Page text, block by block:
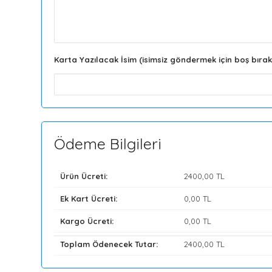
Karta Yazılacak İsim (isimsiz göndermek için boş
Ödeme Bilgileri
Ürün Ücreti: 2400 ,00 TL
Ek Kart Ücreti: 0 ,00 TL
Kargo Ücreti: 0 ,00 TL
Toplam Ödenecek Tutar: 2400 ,00 TL